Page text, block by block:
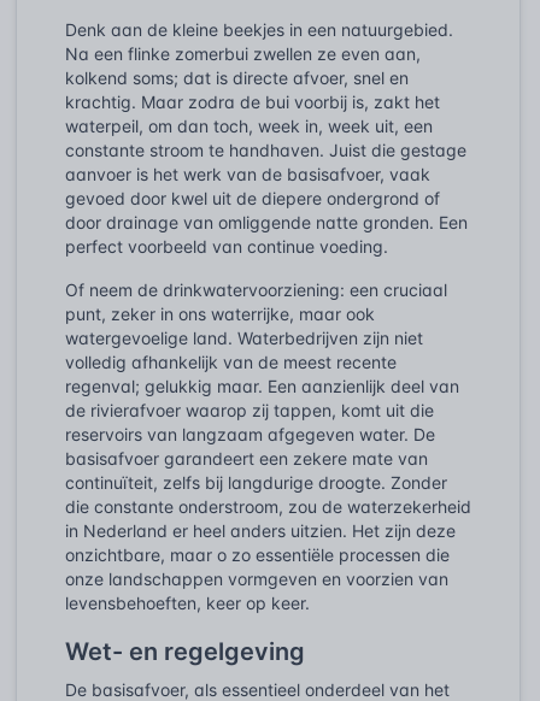
Denk aan de kleine beekjes in een natuurgebied.
Na een flinke zomerbui zwellen ze even aan,
kolkend soms; dat is directe afvoer, snel en
krachtig. Maar zodra de bui voorbij is, zakt het
waterpeil, om dan toch, week in, week uit, een
constante stroom te handhaven. Juist die gestage
aanvoer is het werk van de basisafvoer, vaak
gevoed door kwel uit de diepere ondergrond of
door drainage van omliggende natte gronden. Een
perfect voorbeeld van continue voeding.
Of neem de drinkwatervoorziening: een cruciaal
punt, zeker in ons waterrijke, maar ook
watergevoelige land. Waterbedrijven zijn niet
volledig afhankelijk van de meest recente
regenval; gelukkig maar. Een aanzienlijk deel van
de rivierafvoer waarop zij tappen, komt uit die
reservoirs van langzaam afgegeven water. De
basisafvoer garandeert een zekere mate van
continuïteit, zelfs bij langdurige droogte. Zonder
die constante onderstroom, zou de waterzekerheid
in Nederland er heel anders uitzien. Het zijn deze
onzichtbare, maar o zo essentiële processen die
onze landschappen vormgeven en voorzien van
levensbehoeften, keer op keer.
Wet- en regelgeving
De basisafvoer, als essentieel onderdeel van het